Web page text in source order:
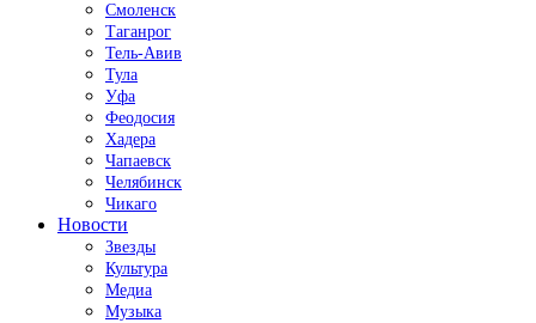
Смоленск
Таганрог
Тель-Авив
Тула
Уфа
Феодосия
Хадера
Чапаевск
Челябинск
Чикаго
Новости
Звезды
Культура
Медиа
Музыка